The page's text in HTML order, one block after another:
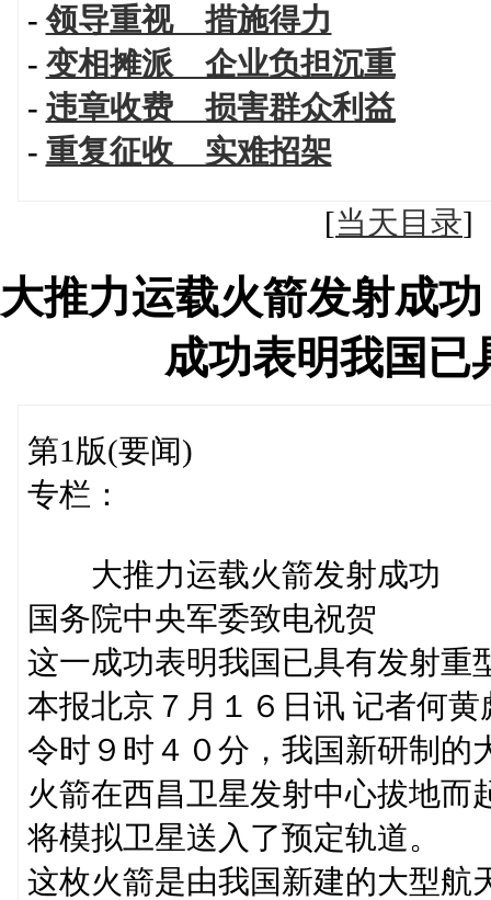
-领导重视 措施得力
- 变相摊派 企业负担沉重
- 违章收费 损害群众利益
- 重复征收 实难招架
[当天目录
大推力运载火箭发射成
成功表明我国已
第1版(要闻)
专栏：
大推力运载火箭发射成功
国务院中央军委致电祝贺
这一成功表明我国已具有发射重
本报北京７月１６日讯 记者何
令时９时４０分，我国新研制
火箭在西昌卫星发射中心拔地而
将模拟卫星送入了预定轨道。
这枚火箭是由我国新建的大型航